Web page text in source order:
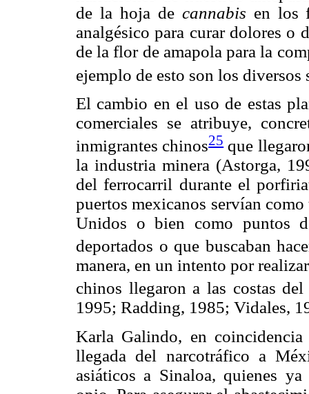
de la hoja de cannabis en los
analgésico para curar dolores o
de la flor de amapola para la
ejemplo de esto son los
El cambio en el uso de estas
comerciales se atribuye,
inmigrantes chinos25que
la industria minera (Astorga,
del ferrocarril durante el
puertos mexicanos servían
Unidos o bien como puntos
deportados o que buscaban
manera, en un intento por
chinos llegaron a las costas
1995; Radding, 1985; Vidales,
Karla Galindo, en
llegada del narcotráfico a
asiáticos a Sinaloa, quienes